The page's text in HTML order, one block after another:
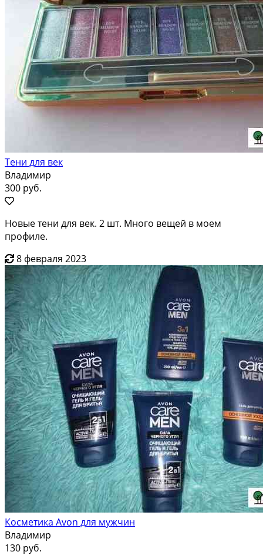
Тени для век
Владимир
300 руб.
Новые тени для век. 2 шт. Много вещей в моем
профиле.
8 февраля 2023
Косметика Avon для мужчин
Владимир
130 руб.